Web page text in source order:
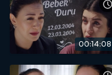
00:14:08